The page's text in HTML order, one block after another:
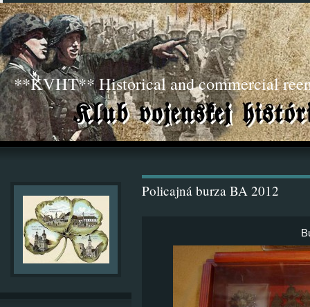
**KVHT** Historical and commercial
Policajná burza BA 2012